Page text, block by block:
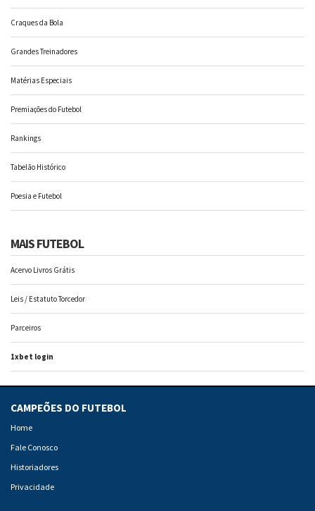
Craques da Bola
Grandes Treinadores
Matérias Especiais
Premiações do Futebol
Rankings
Tabelão Histórico
Poesia e Futebol
MAIS FUTEBOL
Acervo Livros Grátis
Leis / Estatuto Torcedor
Parceiros
1xbet login
CAMPEÕES DO FUTEBOL
Home
Fale Conosco
Historiadores
Privacidade